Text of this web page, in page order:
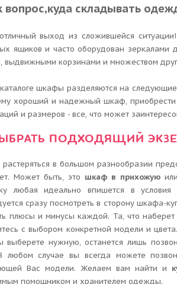
вопрос,куда складывать
выход из сложившейся ситуации!
ящиков и часто оборудован зеркалами
выдвижными корзинами и множеством
шкафы разделяются на
хороший и надежный шкаф,
и размеров - все, что может
ПОДХОДЯЩИЙ
в большом разнообразии
Может быть, это шкаф в прихожую
любая идеально впишется в
сразу посмотреть в сторону шкафа-
плюсы и минусы каждой. Та, что
с выбором конкретной модели и
выберете нужную, останется лишь
любом случае вы всегда можете
Вас модели. Желаем вам найти и
помощником и хранителем одежды.